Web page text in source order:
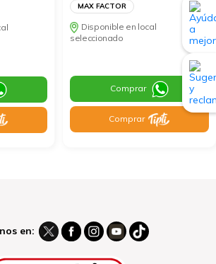
MAX FACTOR
Disponible en local
seleccionado
Comprar
Comprar
en: